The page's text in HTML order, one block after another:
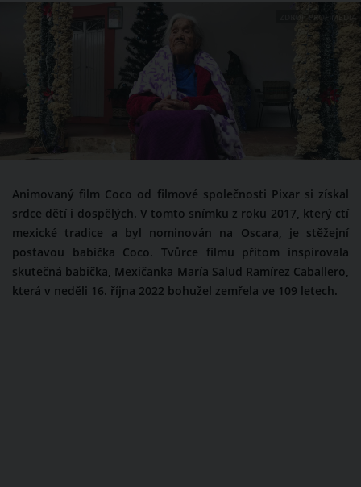
ZDROJ: PROFIMEDIA
Animovaný film Coco od filmové společnosti Pixar si získal
srdce dětí i dospělých. V tomto snímku z roku 2017, který ctí
mexické tradice a byl nominován na Oscara, je stěžejní
postavou babička Coco. Tvůrce filmu přitom inspirovala
skutečná babička, Mexičanka María Salud Ramírez Caballero,
která v neděli 16. října 2022 bohužel zemřela ve 109 letech.